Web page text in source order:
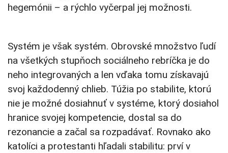
hegemónii – a rýchlo vyčerpal jej možnosti.
Systém je však systém. Obrovské množstvo ľudí
na všetkých stupňoch sociálneho rebríčka je do
neho integrovaných a len vďaka tomu získavajú
svoj každodenný chlieb. Túžia po stabilite, ktorú
nie je možné dosiahnuť v systéme, ktorý dosiahol
hranice svojej kompetencie, dostal sa do
rezonancie a začal sa rozpadávať. Rovnako ako
katolíci a protestanti hľadali stabilitu: prví v